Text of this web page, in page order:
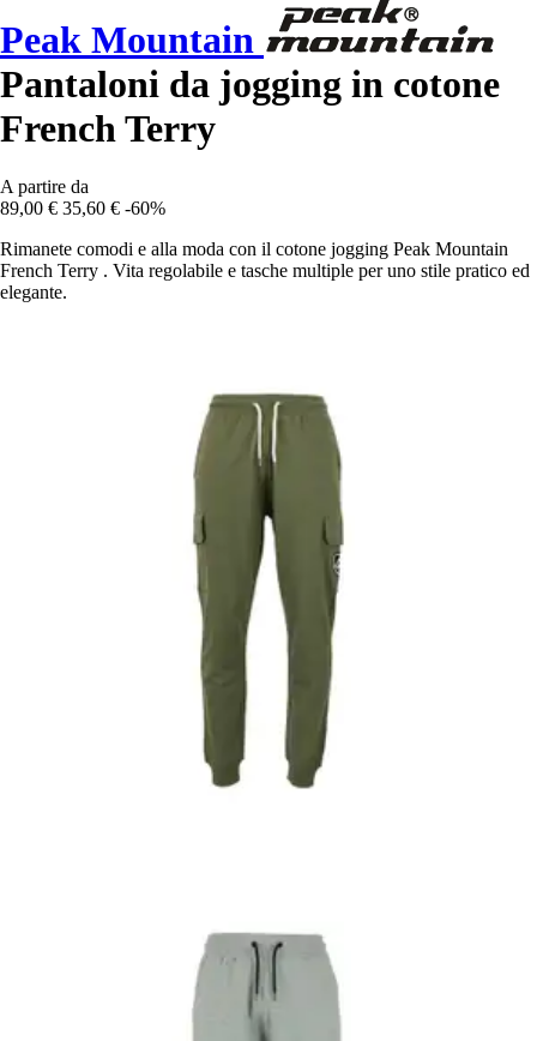
Peak Mountain
Pantaloni da jogging in cotone
French Terry
A partire da
89,00 € 35,60 € -60%
Rimanete comodi e alla moda con il cotone jogging Peak Mountain
French Terry . Vita regolabile e tasche multiple per uno stile pratico ed
elegante.